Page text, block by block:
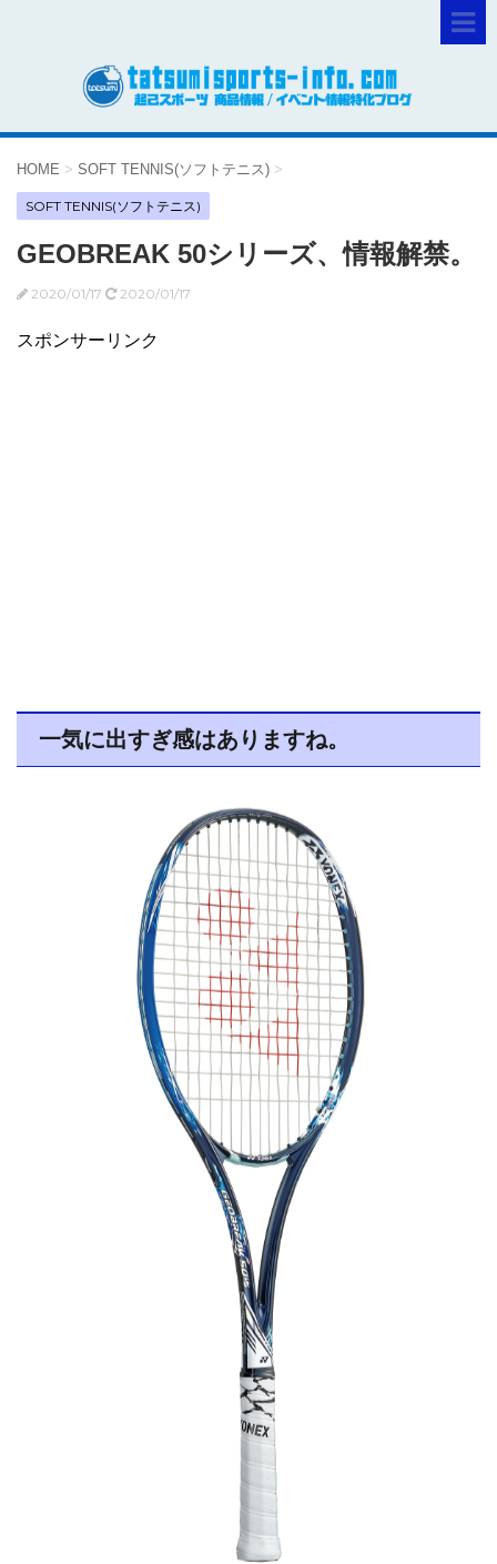
HOME > SOFT TENNIS(ソフトテニス) >
SOFT TENNIS(ソフトテニス)
GEOBREAK 50シリーズ、情報解禁。
2020/01/17 2020/01/17
スポンサーリンク
一気に出すぎ感はありますね。